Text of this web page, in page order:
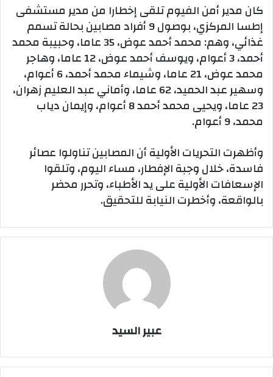
كان مدير أمن الفيوم تلقى إخطارا من مدير مستشفى
إطسا المركزي، بوصول 9 أفراد مصابين بحالة تسمم
غذائي، وهم: محمد أحمد عوض، 35 عاما، وحبيبة محمد
أحمد، 3 أعوام، ويوسف أحمد عوض، 12 عاما، وهاجر
محمد عوض، 21 عاما، وشيماء محمد أحمد، 6 أعوام،
وسهير عبد الحميد، 62 عاما، وأماني عبد العليم زهران،
23 عاما، ويحيى محمد أحمد 8 أعوام، وإيمان دياب
محمد، 9 أعوام.
وأظهرت التحريات الأولية أن المصابين تناولوا عصائر
فاسدة، خلال وجبة الإفطار، مساء اليوم، وتلقوا
الإسعافات الأولية على يد الأطباء، وتحرر محضر
بالواقعة، وأخطرت النيابة للتحقيق.
عبير السيد